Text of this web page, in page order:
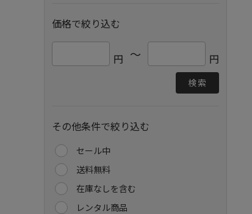
価格で絞り込む
円 ～ 円
検索
その他条件で絞り込む
セール中
送料無料
在庫なしを含む
レンタル商品